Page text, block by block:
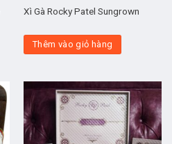
Xì Gà Rocky Patel Sungrown
Thêm vào giỏ hàng